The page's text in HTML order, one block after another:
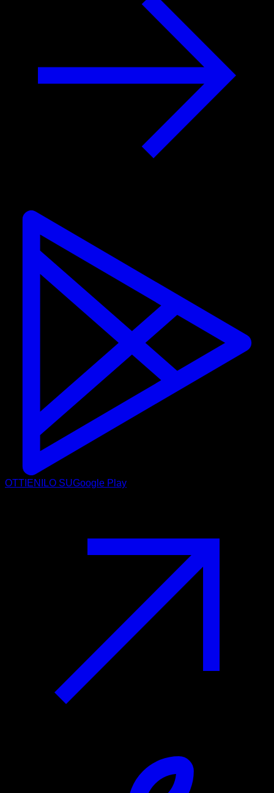
OTTIENILO SUGoogle Play